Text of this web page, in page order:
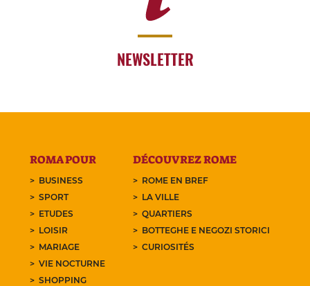
NEWSLETTER
ROMA POUR
BUSINESS
SPORT
ETUDES
LOISIR
MARIAGE
VIE NOCTURNE
SHOPPING
DÉCOUVREZ ROME
ROME EN BREF
LA VILLE
QUARTIERS
BOTTEGHE E NEGOZI STORICI
CURIOSITÉS